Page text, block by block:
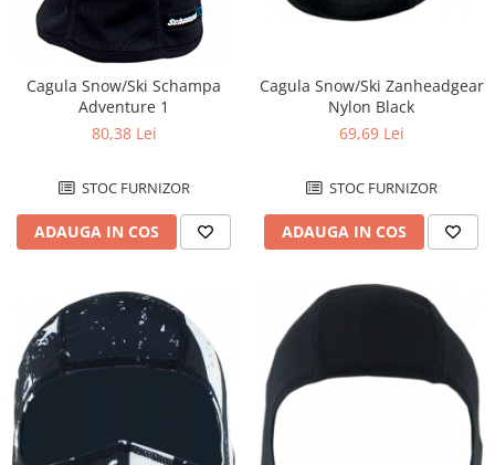
Set cap de bara
Parbriz
Pedale
Pedale pornire
Pedale schimbator
Protectii cadru / motor
Protectii Polisport
Rulmenti ghidon
Kit rulmenti ghidon
Scarite
Suport pasager PUIG
Suport/Suruburi/Piulite/Cleme
Cagula Snow/Ski Schampa
Adventure 1
80,38 Lei
STOC FURNIZOR
ADAUGA IN COS
Cagula Snow/Ski Zanheadgear
Nylon Black
69,69 Lei
STOC FURNIZOR
ADAUGA IN COS